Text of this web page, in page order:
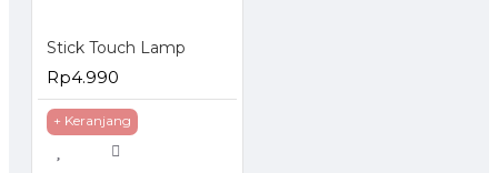
Stick Touch Lamp
Rp4.990
+ Keranjang